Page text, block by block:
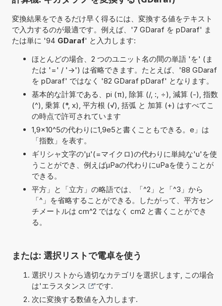
変換結果をできるだけ早く得るには、変換する値をテキスト
で入力するのが最適です。例えば、'7 GDaraf を pDaraf' ま
たは単に '94 GDaraf' と入力します:
ほとんどの場合、2 つのユニット名の間の単語 'を' (ま
たは '=' / '->') は省略できます。たとえば、'88 GDaraf
を pDaraf' ではなく '82 GDaraf pDaraf' となります。
基本的な計算である、pi (π), 除算 (/, :, ÷), 減算 (-), 指数
(^), 乗算 (*, x), 平方根 (√), 括弧 と 加算 (+) はすべてこ
の時点で許可されています
1,9×10^5の代わりに1,9e5と書くこともできる。e」は
「指数」を表す。
ギリシャ文字の'μ'(=マイクロ)の代わりに単純な'u'を使
うことができ、例えばµPaの代わりにuPaを使うことが
できる。
平方」と「立方」の略語では、「^2」と「^3」から
「^」を省略することができる。したがって、平方セン
チメートルは cm^2 ではなく cm2 と書くことができ
る。
または: 選択リストで電卓を使う
選択リストから適切なカテゴリを選択します, この場合
は'エラスタンス
'です.
次に変換する数値を入力します.